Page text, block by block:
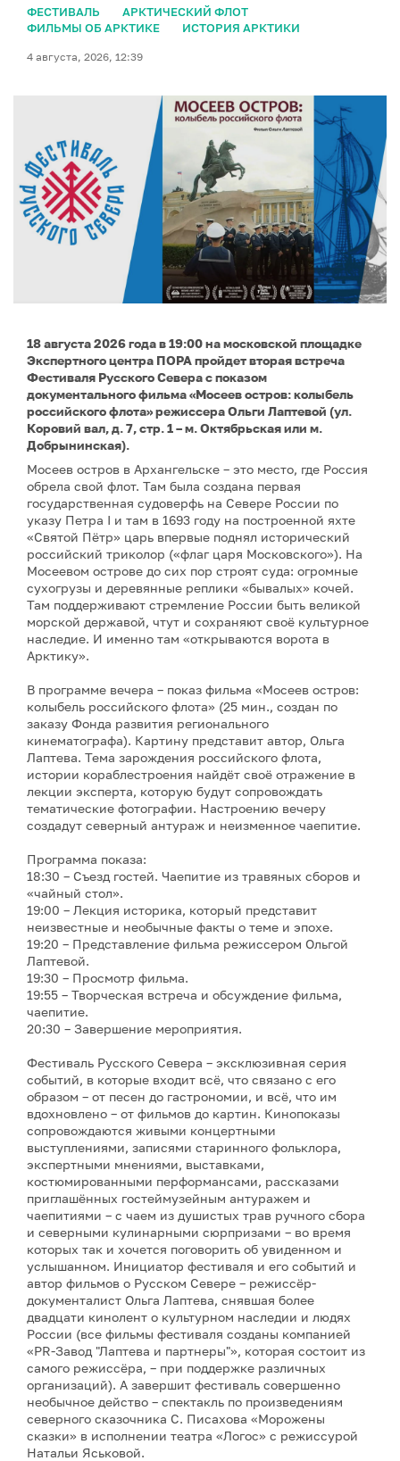
ФЕСТИВАЛЬ
АРКТИЧЕСКИЙ ФЛОТ
ФИЛЬМЫ ОБ АРКТИКЕ
ИСТОРИЯ АРКТИКИ
4 августа, 2026, 12:39
18 августа 2026 года в 19:00 на московской площадке
Экспертного центра ПОРА пройдет вторая встреча
Фестиваля Русского Севера с показом
документального фильма «Мосеев остров: колыбель
российского флота» режиссера Ольги Лаптевой (ул.
Коровий вал, д. 7, стр. 1 – м. Октябрьская или м.
Добрынинская).
Мосеев остров в Архангельске – это место, где Россия
обрела свой флот. Там была создана первая
государственная судоверфь на Севере России по
указу Петра I и там в 1693 году на построенной яхте
«Святой Пётр» царь впервые поднял исторический
российский триколор («флаг царя Московского»). На
Мосеевом острове до сих пор строят суда: огромные
сухогрузы и деревянные реплики «бывалых» кочей.
Там поддерживают стремление России быть великой
морской державой, чтут и сохраняют своё культурное
наследие. И именно там «открываются ворота в
Арктику».
В программе вечера – показ фильма «Мосеев остров:
колыбель российского флота» (25 мин., создан по
заказу Фонда развития регионального
кинематографа). Картину представит автор, Ольга
Лаптева. Тема зарождения российского флота,
истории кораблестроения найдёт своё отражение в
лекции эксперта, которую будут сопровождать
тематические фотографии. Настроению вечеру
создадут северный антураж и неизменное чаепитие.
Программа показа:
18:30 – Съезд гостей. Чаепитие из травяных сборов и
«чайный стол».
19:00 – Лекция историка, который представит
неизвестные и необычные факты о теме и эпохе.
19:20 – Представление фильма режиссером Ольгой
Лаптевой.
19:30 – Просмотр фильма.
19:55 – Творческая встреча и обсуждение фильма,
чаепитие.
20:30 – Завершение мероприятия.
Фестиваль Русского Севера – эксклюзивная серия
событий, в которые входит всё, что связано с его
образом – от песен до гастрономии, и всё, что им
вдохновлено – от фильмов до картин. Кинопоказы
сопровождаются живыми концертными
выступлениями, записями старинного фольклора,
экспертными мнениями, выставками,
костюмированными перформансами, рассказами
приглашённых гостеймузейным антуражем и
чаепитиями – с чаем из душистых трав ручного сбора
и северными кулинарными сюрпризами – во время
которых так и хочется поговорить об увиденном и
услышанном. Инициатор фестиваля и его событий и
автор фильмов о Русском Севере – режиссёр-
документалист Ольга Лаптева, снявшая более
двадцати кинолент о культурном наследии и людях
России (все фильмы фестиваля созданы компанией
«PR-Завод "Лаптева и партнеры"», которая состоит из
самого режиссёра, – при поддержке различных
организаций). А завершит фестиваль совершенно
необычное действо – спектакль по произведениям
северного сказочника С. Писахова «Морожены
сказки» в исполнении театра «Логос» с режиссурой
Натальи Яськовой.